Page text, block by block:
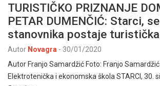
TURISTIČKO PRIZNANJE
PETAR DUMENČIĆ: Starci,
stanovnika postaje
Autor Novagra - 30/01/2020
Autor Franjo Samardžić Foto: Franjo Samardžić
Elektrotenička i ekonomska škola STARCI, 30.